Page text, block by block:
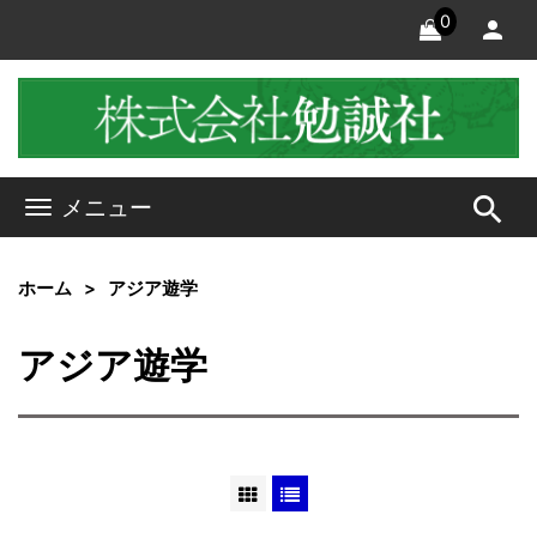
0
メニュー search
ホーム アジア遊学
アジア遊学